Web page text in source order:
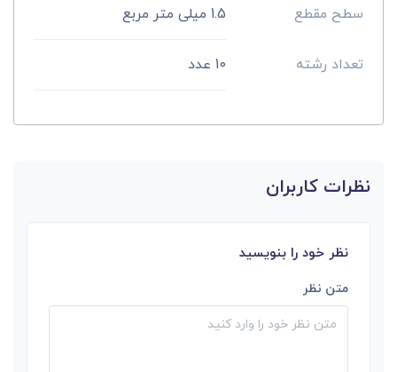
سطح مقطع 1.5 میلی متر مربع
تعداد رشته 10 عدد
نظرات کاربران
نظر خود را بنویسید
متن نظر